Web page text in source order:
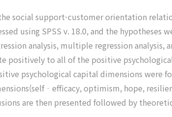
social support-customer orientation
using SPSS v. 18.0, and the hypotheses
analysis, multiple regression analysis,
positively to all of the positive
psychological capital dimensions were
optimism, hope,
are then presented followed by